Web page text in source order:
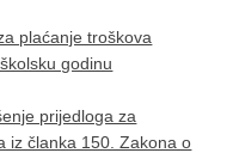
plaćanje troškova
godinu
prijedloga za
iz članka 150. Zakona o